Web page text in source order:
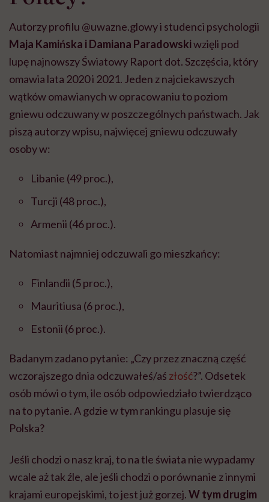
Autorzy profilu @uwazne.glowy i studenci psychologii
Maja Kamińska i Damiana Paradowskiwzięli pod
lupę najnowszy Światowy Raport dot. Szczęścia, który
omawia lata 2020 i 2021. Jeden z najciekawszych
wątków omawianych w opracowaniu to poziom
gniewu odczuwany w poszczególnych państwach. Jak
piszą autorzy wpisu, najwięcej gniewu odczuwały
osoby w:
Libanie (49 proc.),
Turcji (48 proc.),
Armenii (46 proc.).
Natomiast najmniej odczuwali go mieszkańcy:
Finlandii (5 proc.),
Mauritiusa (6 proc.),
Estonii (6 proc.).
Badanym zadano pytanie: „Czy przez znaczną część
wczorajszego dnia odczuwałeś/aś złość?”. Odsetek
osób mówi o tym, ile osób odpowiedziało twierdząco
na to pytanie. A gdzie w tym rankingu plasuje się
Polska?
Jeśli chodzi o nasz kraj, to na tle świata nie wypadamy
wcale aż tak źle, ale jeśli chodzi o porównanie z innymi
krajami europejskimi, to jest już gorzej.W tym drugim